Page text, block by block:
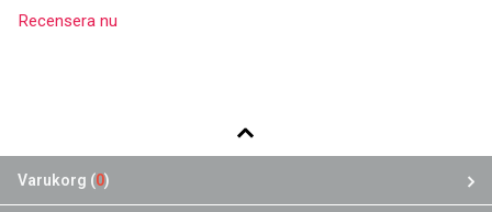
Recensera nu
Varukorg (0)